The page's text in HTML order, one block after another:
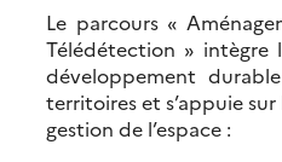
Le parcours «
Télédétection »
développement
territoires et s’appuie
gestion de l’espace :